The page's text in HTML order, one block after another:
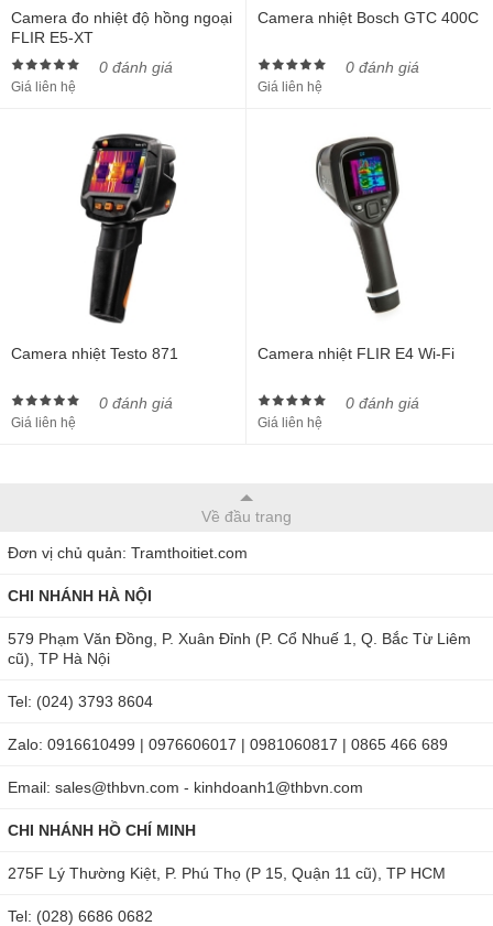
Camera đo nhiệt độ hồng ngoại
FLIR E5-XT
0 đánh giá
Giá liên hệ
Camera nhiệt Bosch GTC 400C
0 đánh giá
Giá liên hệ
Camera nhiệt Testo 871
0 đánh giá
Giá liên hệ
Camera nhiệt FLIR E4 Wi-Fi
0 đánh giá
Giá liên hệ
Về đầu trang
Đơn vị chủ quản: Tramthoitiet.com
CHI NHÁNH HÀ NỘI
579 Phạm Văn Đồng, P. Xuân Đỉnh (P. Cổ Nhuế 1, Q. Bắc Từ Liêm
cũ), TP Hà Nội
Tel: (024) 3793 8604
Zalo: 0916610499 | 0976606017 | 0981060817 | 0865 466 689
Email: sales@thbvn.com - kinhdoanh1@thbvn.com
CHI NHÁNH HỒ CHÍ MINH
275F Lý Thường Kiệt, P. Phú Thọ (P 15, Quận 11 cũ), TP HCM
Tel: (028) 6686 0682